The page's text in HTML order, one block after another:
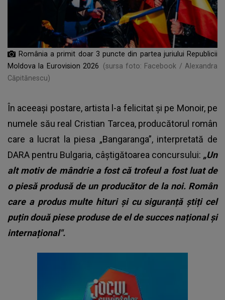
România a primit doar 3 puncte din partea juriului Republicii
Moldova la Eurovision 2026
(sursa foto: Facebook / Alexandra
Căpitănescu)
În aceeași postare, artista l-a felicitat și pe Monoir, pe
numele său real Cristian Tarcea, producătorul român
care a lucrat la piesa „Bangaranga”, interpretată de
DARA pentru Bulgaria, câștigătoarea concursului: „Un
alt motiv de mândrie a fost că trofeul a fost luat de
o piesă produsă de un producător de la noi. Român
care a produs multe hituri și cu siguranță știți cel
puțin două piese produse de el de succes național și
internațional".